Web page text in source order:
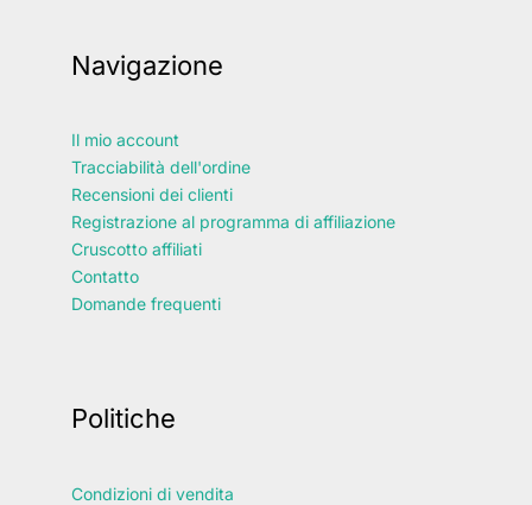
Navigazione
Il mio account
Tracciabilità dell'ordine
Recensioni dei clienti
Registrazione al programma di affiliazione
Cruscotto affiliati
Contatto
Domande frequenti
Politiche
Condizioni di vendita